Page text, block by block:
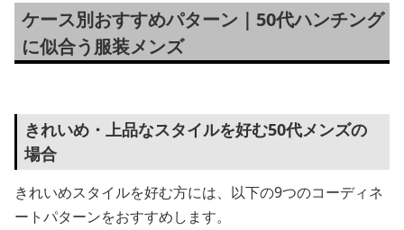
ケース別おすすめパターン｜50代ハンチング
に似合う服装メンズ
きれいめ・上品なスタイルを好む50代メンズの
場合
きれいめスタイルを好む方には、以下の9つのコーディネ
ートパターンをおすすめします。